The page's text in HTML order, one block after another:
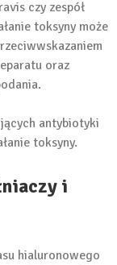
czy zespół
toksyny może
oraz
antybiotyki
toksyny.
i
hialuronowego